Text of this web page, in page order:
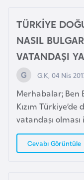
TÜRKİYE
NASIL
VATANDAŞI
G.K, 04 Nis
Merhabalar; Ben
Kızım Türkiye’de
vatandaşı
Cevabı Görüntüle
r
v
t
i
s
t
a
n
o
l